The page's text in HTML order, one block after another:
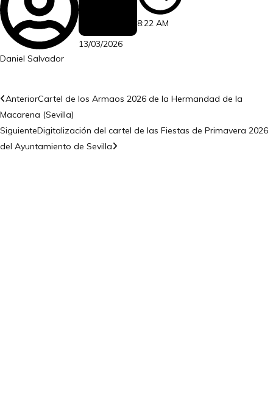
Daniel Salvador
13/03/2026
8:22 AM
AnteriorCartel de los Armaos 2026 de la Hermandad de la
Macarena (Sevilla)
SiguienteDigitalización del cartel de las Fiestas de Primavera 2026
del Ayuntamiento de Sevilla